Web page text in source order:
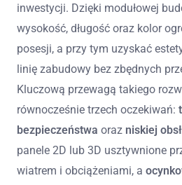
inwestycji. Dzięki modułowej
wysokość, długość oraz kolor
posesji, a przy tym uzyskać
linię zabudowy bez zbędnych
Kluczową przewagą takiego
równocześnie trzech oczekiwań:
bezpieczeństwa oraz niskiej
panele 2D lub 3D usztywnione
wiatrem i obciążeniami, a